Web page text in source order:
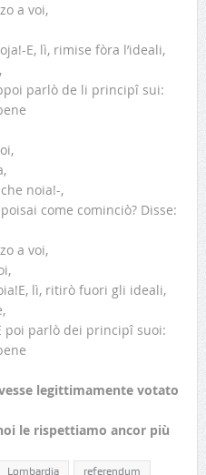
a voi,
E, lì, rimise fòra l’ideali,
parlò de li principî sui:
noia!-,
come cominciò? Disse:
a voi,
lì, ritirò fuori gli ideali,
parlò dei principî suoi:
legittimamente votato
le rispettiamo ancor più
Lombardia referendum